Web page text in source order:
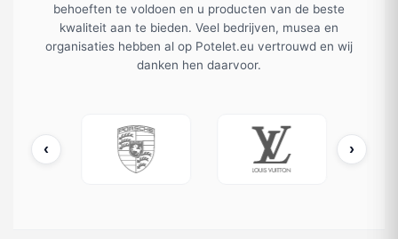
behoeften te voldoen en u producten van de beste
kwaliteit aan te bieden. Veel bedrijven, musea en
organisaties hebben al op Potelet.eu vertrouwd en wij
danken hen daarvoor.
‹
/ OTAN Porsche Louis Vuitton ›